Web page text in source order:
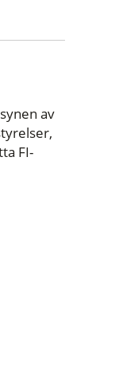
av
FI-